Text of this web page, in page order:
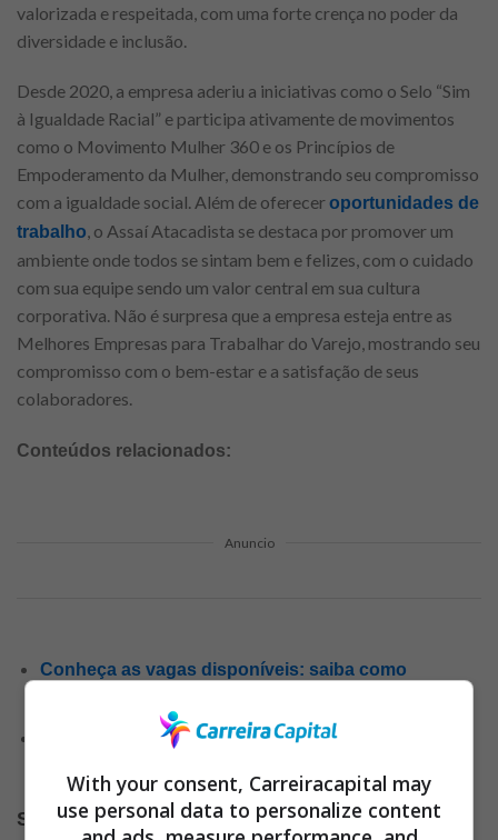
valorizada e respeitada, com uma forte crença no poder da
diversidade e inclusão.
Desde 2020, a empresa aderiu a iniciativas como o Selo “Sim
à Igualdade Racial” e participa ativamente de movimentos
como o Movimento Mulher 360 e os Princípios de
Empoderamento da Mulher, demonstrando seu compromisso
com a igualdade social. Além de ofereceroportunidades de
trabalho, o Assaí Atacadista se destaca por promover um
ambiente onde todos se sintam bem e felizes, com o cuidado
com sua equipe sendo um valor central em sua cultura
corporativa. Não é surpresa que a empresa esteja entre as
Melhores Empresas para Trabalhar do Varejo, mostrando seu
compromisso com o bem-estar e a satisfação de seus
colaboradores.
Conteúdos relacionados:
Anuncio
Conheça as vagas disponíveis: saiba como
Independência financeira: veja esse guia prático de
Saiba quais oportunidades de trabalho estão
With your consent, Carreiracapital may
use personal data to personalize content